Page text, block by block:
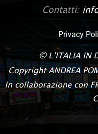
Contatti:
Privacy
© L’ITALIA IN
CopyrightANDREA
In collaborazione con